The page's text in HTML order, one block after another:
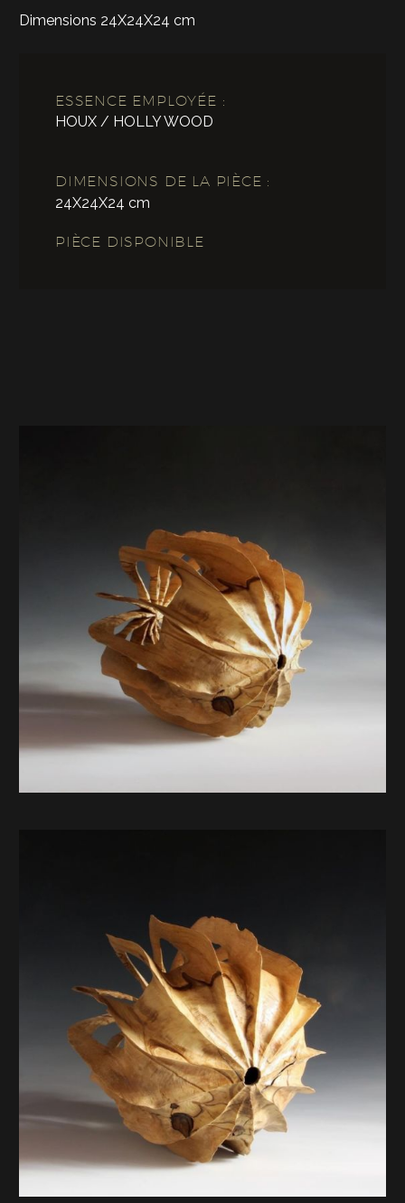
Dimensions 24X24X24 cm
ESSENCE EMPLOYÉE :
HOUX / HOLLY WOOD
DIMENSIONS DE LA PIÈCE :
24X24X24 cm
PIÈCE DISPONIBLE